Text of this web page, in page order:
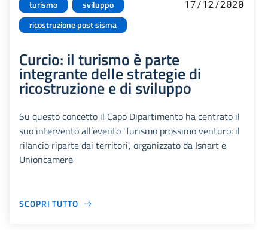
turismo
sviluppo
ricostruzione post sisma
17/12/2020
Curcio: il turismo è parte
integrante delle strategie di
ricostruzione e di sviluppo
Su questo concetto il Capo Dipartimento ha centrato il
suo intervento all’evento 'Turismo prossimo venturo: il
rilancio riparte dai territori', organizzato da Isnart e
Unioncamere
SCOPRI TUTTO